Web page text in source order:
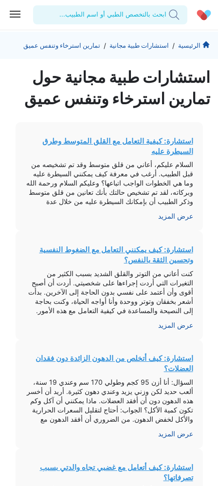
ابحث بالتخصص الطبي أو اسم الطبيب...
الحساب الشخصي
الوصفات الطبية
اختبارات المعمل
تسجيل الخروج
الشركة
المدونة
المقالات الطبية
الرئيسية / استشارات طبية مجانية / تمارين استرخاء وتنفس عميق
استشارات طبیة مجانیة حول
تمارين استرخاء وتنفس عميق
استشارة: كيفية التعامل مع القلق المتوسط وطرق
السيطرة عليه
السلام عليكم، أعاني من قلق متوسط وقد تم تشخيصه من
قبل الطبيب. أرغب في معرفة كيف يمكنني السيطرة عليه
وما هي الخطوات الواجب اتباعها؟ وعليكم السلام ورحمة الله
وبركاته، لقد تم تشخيص حالتك بأنك تعانين من قلق متوسط
وذكر الطبيب أن بإمكانك السيطرة عليه من خلال عدة
تحكم […]
عرض المزيد
استشارة: كيف يمكنني التعامل مع الضغوط النفسية
وتحسين الثقة بالنفس؟
كنت أعاني من التوتر والقلق الشديد بسبب الكثير من
التغيرات التي أردت إجراءها على شخصيتي. أردت أن أصبح
أقوى وأن أعتمد على نفسي بدون الحاجة إلى الآخرين. بدأت
أشعر بخفقان وتوتر ووحدة وأنا أواجه الحياة، وكنت بحاجة
إلى النصيحة والمساعدة في كيفية التعامل مع هذه الأمور.
[…]
عرض المزيد
استشارة: كيف أتخلص من الدهون الزائدة دون فقدان
العضلات؟
السؤال: أنا أزن 95 كجم وطولي 170 سم وعندي 19 سنة،
ألعب حديد لكن وزني يزيد وعندي دهون كثيرة. أريد أن أخسر
هذه الدهون دون أن أفقد العضلات. ماذا يمكنني أن آكل وكم
تكون كمية الأكل؟ الجواب: أحتاج لتقليل السعرات الحرارية
والأكل لخفض الدهون. من الضروري أن أفقد الدهون مع
عرض المزيد
استشارة: كيف أتعامل مع غضبي تجاه والدتي بسبب
تصرفاتها؟